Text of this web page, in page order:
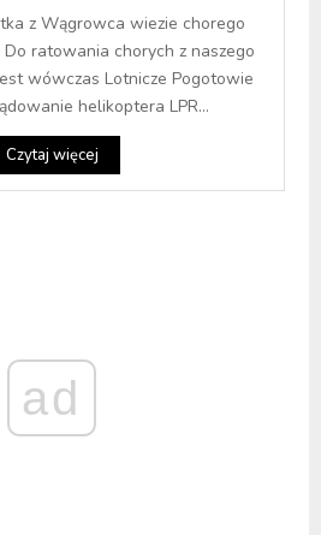
z Wągrowca wiezie chorego
ratowania chorych z naszego
wówczas Lotnicze Pogotowie
helikoptera LPR...
Czytaj więcej
ad